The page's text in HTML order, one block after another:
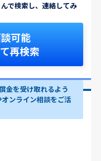
で検索し、連絡してみ
可能
再検索
金を受け取れるよう
ンライン相談をご活